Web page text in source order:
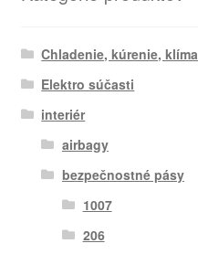
Chladenie, kúrenie, klíma
Elektro súčasti
interiér
airbagy
bezpečnostné pásy
1007
206